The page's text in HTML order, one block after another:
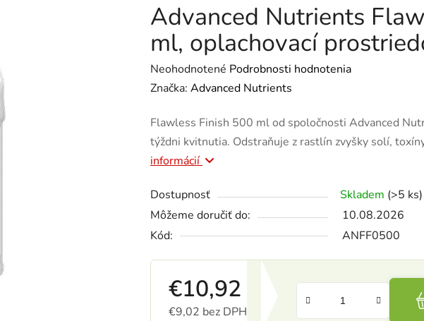
Advanced Nutrients
ml, oplachovací
Priemerné hodnotenie produktu je 0,0 z 5 hviezdičiek.
Neohodnotené Podrobnosti hodnotenia
Značka: Advanced Nutrients
Flawless Finish 500 ml od spoločnosti Advanced
týždni kvitnutia. Odstraňuje z rastlín zvyšky solí,
informácií
Dostupnosť Skladem (>5 ks)
Môžeme doručiť do:
10.08.2026
Kód:
ANFF0500
€10,92
€9,02 bez DPH